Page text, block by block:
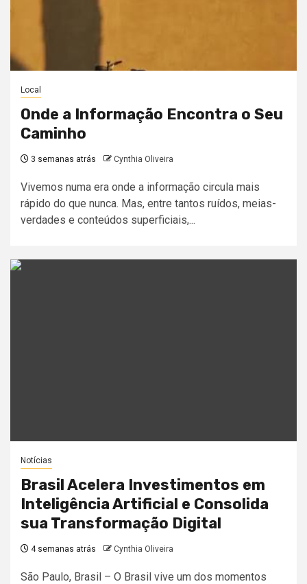
Local
Onde a Informação Encontra o Seu
Caminho
3 semanas atrás Cynthia Oliveira
Vivemos numa era onde a informação circula mais
rápido do que nunca. Mas, entre tantos ruídos, meias-
verdades e conteúdos superficiais,...
Notícias
Brasil Acelera Investimentos em
Inteligência Artificial e Consolida
sua Transformação Digital
4 semanas atrás Cynthia Oliveira
São Paulo, Brasil – O Brasil vive um dos momentos